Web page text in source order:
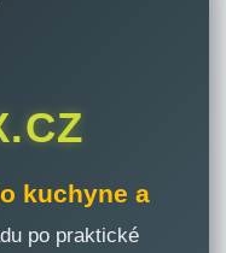
kuchyne a
po praktické